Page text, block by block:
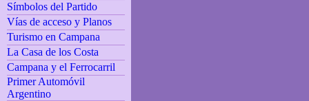
Símbolos del Partido
Vías de acceso y Planos
Turismo en Campana
La Casa de los Costa
Campana y el Ferrocarril
Primer Automóvil
Argentino